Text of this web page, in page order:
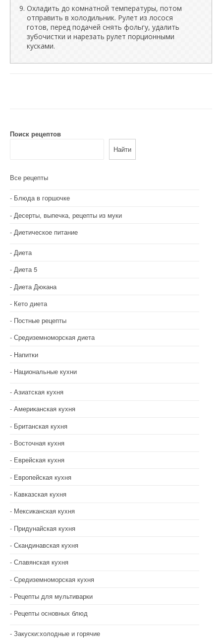
Охладить до комнатной температуры, потом
отправить в холодильник. Рулет из лосося
готов, перед подачей снять фольгу, удалить
зубочистки и нарезать рулет порционными
кусками.
Поиск рецептов
Найти
Все рецепты
Блюда в горшочке
Десерты, выпечка, рецепты из муки
Диетическое питание
Диета
Диета 5
Диета Дюкана
Кето диета
Постные рецепты
Средиземноморская диета
Напитки
Национальные кухни
Азиатская кухня
Американская кухня
Британская кухня
Восточная кухня
Еврейская кухня
Европейская кухня
Кавказская кухня
Мексиканская кухня
Придунайская кухня
Скандинавская кухня
Славянская кухня
Средиземноморская кухня
Рецепты для мультиварки
Рецепты основных блюд
Закуски:холодные и горячие